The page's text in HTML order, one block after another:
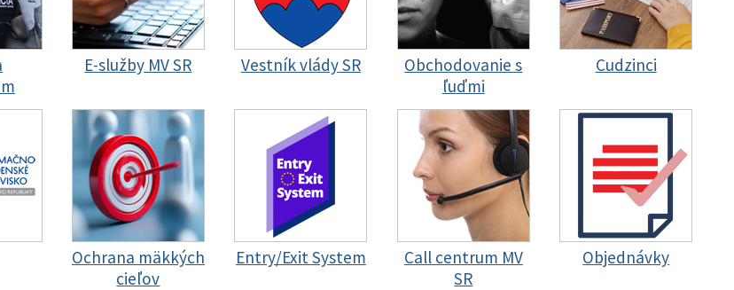
E-služby MV SR Vestník vlády SR
Obchodovanie s
ľuďmi
Cudzinci
Ochrana mäkkých
cieľov
Entry/Exit System
Call centrum MV
SR
Objednávky